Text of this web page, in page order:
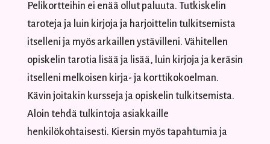
Pelikortteihin ei enää ollut paluuta. Tutkiskelin
taroteja ja luin kirjoja ja harjoittelin tulkitsemista
itselleni ja myös arkaillen ystävilleni. Vähitellen
opiskelin tarotia lisää ja lisää, luin kirjoja ja keräsin
itselleni melkoisen kirja- ja korttikokoelman.
Kävin joitakin kursseja ja opiskelin tulkitsemista.
Aloin tehdä tulkintoja asiakkaille
henkilökohtaisesti. Kiersin myös tapahtumia ja